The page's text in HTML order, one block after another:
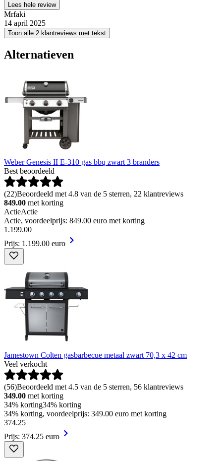
Lees hele review
Mrfaki
14 april 2025
Toon alle 2 klantreviews met tekst
Alternatieven
Weber Genesis II E-310 gas bbq zwart 3 branders
Best beoordeeld
(22)Beoordeeld met 4.8 van de 5 sterren, 22 klantreviews
849.00 met korting
ActieActie
Actie, voordeelprijs: 849.00 euro met korting
1 .199.00
Prijs: 1.199.00 euro
Jamestown Colten gasbarbecue metaal zwart 70,3 x 42 cm
Veel verkocht
(56)Beoordeeld met 4.5 van de 5 sterren, 56 klantreviews
349.00 met korting
34% korting34% korting
34% korting, voordeelprijs: 349.00 euro met korting
374.25
Prijs: 374.25 euro